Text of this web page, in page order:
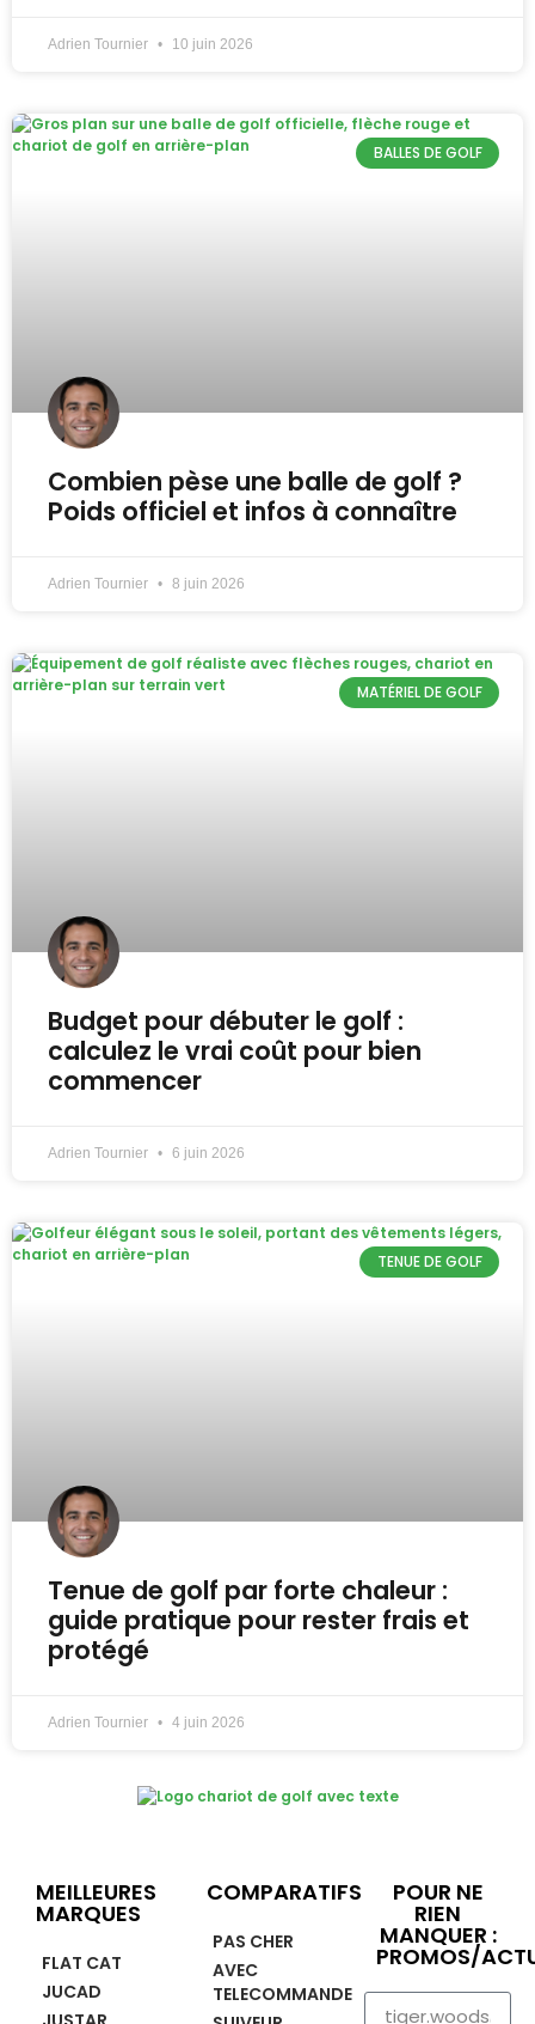
Adrien Tournier 10 juin 2026
BALLES DE GOLF
Combien pèse une balle de golf ?
Poids officiel et infos à connaître
Adrien Tournier 8 juin 2026
MATÉRIEL DE GOLF
Budget pour débuter le golf :
calculez le vrai coût pour bien
commencer
Adrien Tournier 6 juin 2026
TENUE DE GOLF
Tenue de golf par forte chaleur :
guide pratique pour rester frais et
protégé
Adrien Tournier 4 juin 2026
MEILLEURES
MARQUES
FLAT CAT
JUCAD
COMPARATIFS
PAS CHER
AVEC
TELECOMMANDE
POUR NE
RIEN
MANQUER :
PROMOS/